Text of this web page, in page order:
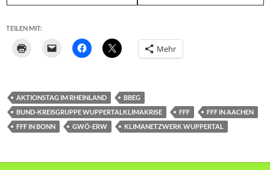
TEILEN MIT:
Mehr
AKTIONSTAG IM RHEINLAND
BBEG
BUND-KREISGRUPPE WUPPERTALKLIMAKRISE
FFF
FFF IN AACHEN
FFF IN BONN
GWÖ-ERW KLIMANETZWERK WUPPERTAL